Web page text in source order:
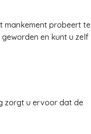
mankement probeert te
en kunt u zelf
zorgt u ervoor dat de